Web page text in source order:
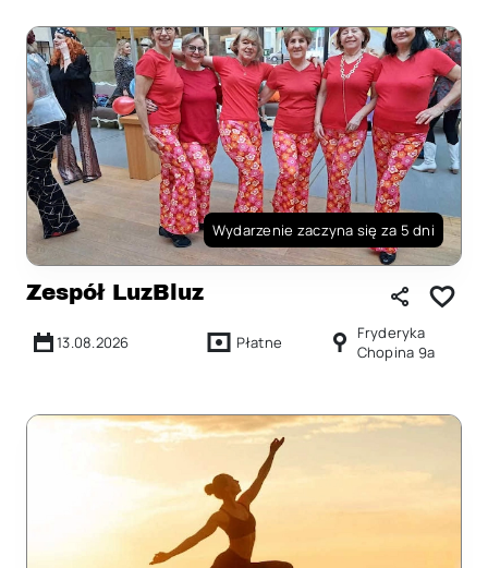
Wydarzenie zaczyna się za 5 dni
Zespół LuzBluz
13.08.2026 Płatne
Fryderyka
Chopina 9a